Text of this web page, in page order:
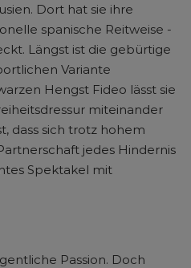
Dort hat sie ihre
spanische Reitweise -
Längst ist die gebürtige
Variante
Hengst Fideo lässt sie
miteinander
dass sich trotz hohem
jedes Hindernis
Spektakel mit
Passion. Doch